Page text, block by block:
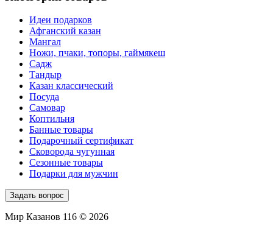
Идеи подарков
Афганский казан
Мангал
Ножи, пчаки, топоры, гаймякеш
Садж
Тандыр
Казан классический
Посуда
Самовар
Коптильня
Банные товары
Подарочный сертификат
Сковорода чугунная
Сезонные товары
Подарки для мужчин
Задать вопрос
Мир Казанов 116 © 2026